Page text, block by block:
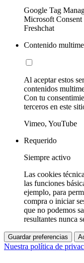
Google Tag
Microsoft
Freshchat
Contenido
Al aceptar estos
contenidos
Con tu
terceros en este
Vimeo, YouTube
Requerido
Siempre activo
Las cookies
las funciones
ejemplo, para
compra o iniciar
que no podemos
resultantes nunca
Guardar preferencias
Nuestra política de